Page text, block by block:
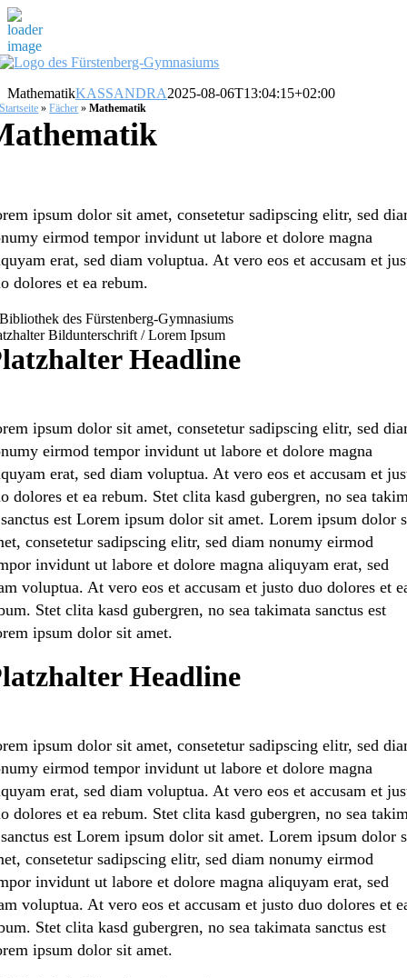
Zum
springen
Mathe­ma­tikKASSANDRA2025-08-06T13:04:15+02:00
Start­sei­te »Fächer »Mathe­ma­tik
ipsum dolor sit amet, consete­tur sadipscing elitr, sed
eirmod tempor invidunt ut labore et dolore magna
erat, sed diam volup­tua. At vero eos et accusam et
dolores et ea rebum.
Bildun­ter­schrift / Lorem Ipsum
Headline
ipsum dolor sit amet, consete­tur sadipscing elitr, sed
eirmod tempor invidunt ut labore et dolore magna
erat, sed diam volup­tua. At vero eos et accusam et
dolores et ea rebum. Stet clita kasd guber­gren, no sea
est Lorem ipsum dolor sit amet. Lorem ipsum dolor
consete­tur sadipscing elitr, sed diam nonumy eirmod
invidunt ut labore et dolore magna aliquyam erat, sed
volup­tua. At vero eos et accusam et justo duo dolores et
Stet clita kasd guber­gren, no sea takima­ta sanctus est
ipsum dolor sit amet.
Headline
ipsum dolor sit amet, consete­tur sadipscing elitr, sed
eirmod tempor invidunt ut labore et dolore magna
erat, sed diam volup­tua. At vero eos et accusam et
dolores et ea rebum. Stet clita kasd guber­gren, no sea
est Lorem ipsum dolor sit amet. Lorem ipsum dolor
consete­tur sadipscing elitr, sed diam nonumy eirmod
invidunt ut labore et dolore magna aliquyam erat, sed
volup­tua. At vero eos et accusam et justo duo dolores et
Stet clita kasd guber­gren, no sea takima­ta sanctus est
ipsum dolor sit amet.